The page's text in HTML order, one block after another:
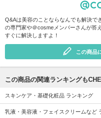
Q&Aは美容のことならなんでも解決で
の専門家や＠cosmeメンバーさんが答
すぐに解決しますよ！
この商品
この商品の関連ランキングも
スキンケア・基礎化粧品 ランキング
乳液・美容液・フェイスクリームなど